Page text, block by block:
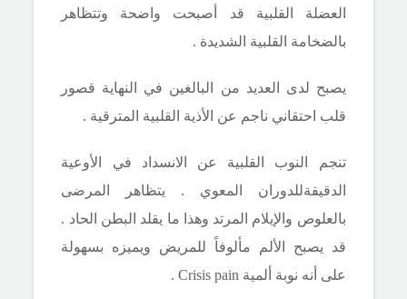
العضلة القلبية قد أصبحت واضحة وتتظاهر
بالضخامة القلبية الشديدة .
يصبح لدى العديد من البالغين في النهاية قصور
قلب احتقاني ناجم عن الأذية القلبية المترقية .
تنجم النوب القلبية عن الانسداد في الأوعية
الدقيقةللدوران المعوي . يتظاهر المرضى
بالعلوص والإيلام المرتد وهذا ما يقلد البطن الحاد .
قد يصبح الألم مألوفاً للمريض ويميزه بسهولة
على أنه نوبة ألمية Crisis pain
.